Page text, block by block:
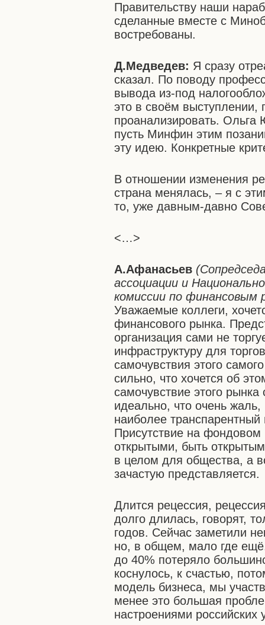
Правительству наши
сделанные вместе с
востребованы.
Д.Медведев: Я сразу
сказал. По поводу
вывода из-под
это в своём
проанализировать.
пусть Минфин этим
эту идею. Конкретные
В отношении изменения
страна менялась, – я с
то, уже давным-давно
<…>
А.Афанасьев
ассоциации и
комиссии по
Уважаемые коллеги,
финансового рынка.
организация сами не
инфраструктуру для
самочувствия этого
сильно, что хочется об
самочувствие этого
идеально, что очень
наиболее
Присутствие на фондовом
открытыми, быть
в целом для общества, а
зачастую представляется.
Длится рецессия,
долго длилась, говорят,
годов. Сейчас заметили
но, в общем, мало где
до 40% потеряло
коснулось, к счастью,
модель бизнеса, мы
менее это большая
настроениями российских